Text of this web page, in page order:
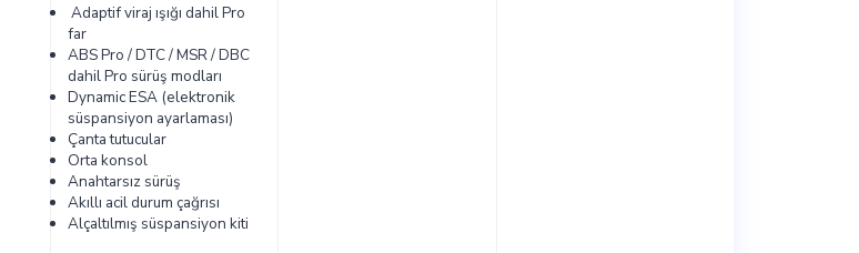
Adaptif viraj ışığı dahil Pro
far
ABS Pro / DTC / MSR / DBC
dahil Pro sürüş modları
Dynamic ESA (elektronik
süspansiyon ayarlaması)
Çanta tutucular
Orta konsol
Anahtarsız sürüş
Akıllı acil durum çağrısı
Alçaltılmış süspansiyon kiti